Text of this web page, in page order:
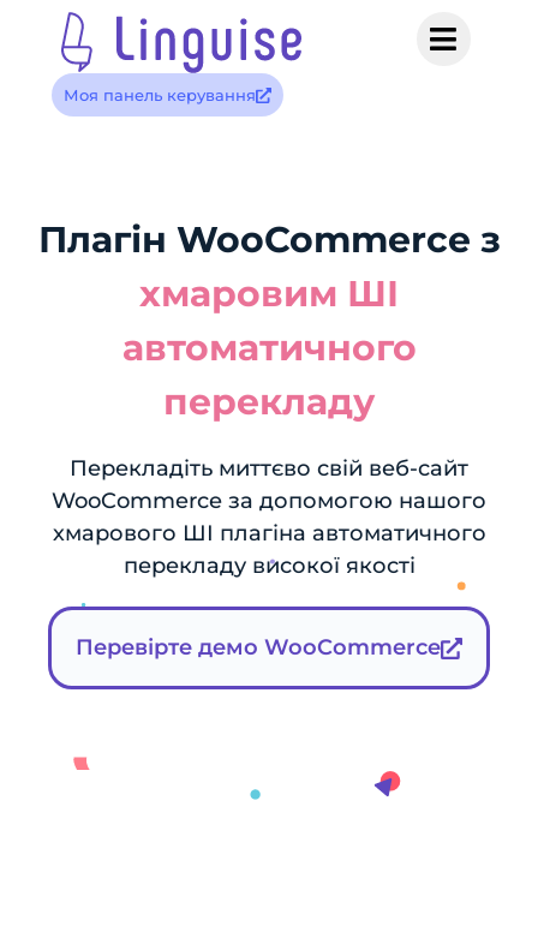
Моя панель керування
Плагін WooCommerce з
хмаровим ШІ
автоматичного
перекладу
Перекладіть миттєво свій веб-сайт
WooCommerce за допомогою нашого
хмарового ШІ плагіна автоматичного
перекладу високої якості
Перевірте демо WooCommerce